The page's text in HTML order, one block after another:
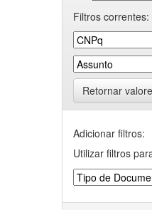
Filtros correntes:
Retornar
Adicionar filtros:
Utilizar filtros